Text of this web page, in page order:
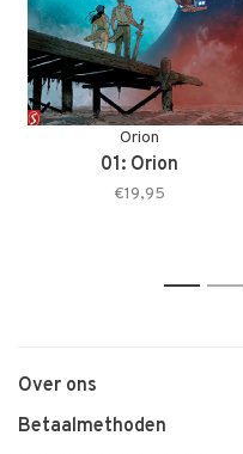
Orion
01: Orion
€19,95
1 2
Over ons
Betaalmethoden